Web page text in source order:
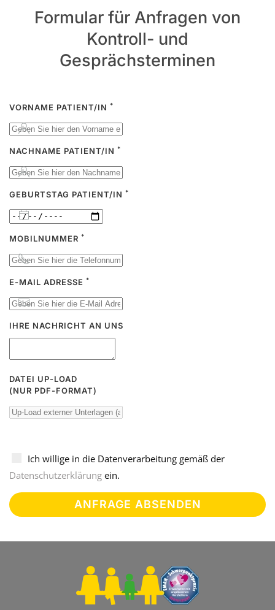
Formular für Anfragen von
Kontroll- und
Gesprächsterminen
VORNAME PATIENT/IN *
NACHNAME PATIENT/IN *
GEBURTSTAG PATIENT/IN *
MOBILNUMMER *
E-MAIL ADRESSE *
IHRE NACHRICHT AN UNS
DATEI UP-LOAD
(NUR PDF-FORMAT)
Ich willige in die Datenverarbeitung gemäß der
Datenschutzerklärung ein.
ANFRAGE ABSENDEN